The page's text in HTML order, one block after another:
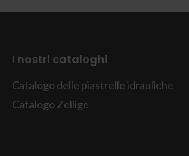
I nostri cataloghi
Catalogo delle piastrelle idrauliche
Catalogo Zellige